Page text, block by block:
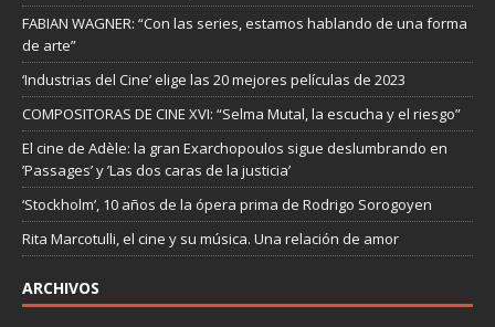
FABIAN WAGNER: “Con las series, estamos hablando de una forma
de arte”
‘Industrias del Cine’ elige las 20 mejores películas de 2023
COMPOSITORAS DE CINE XVI: “Selma Mutal, la escucha y el riesgo”
El cine de Adèle: la gran Exarchopoulos sigue deslumbrando en
’Passages’ y ’Las dos caras de la justicia’
‘Stockholm’, 10 años de la ópera prima de Rodrigo Sorogoyen
Rita Marcotulli, el cine y su música. Una relación de amor
ARCHIVOS